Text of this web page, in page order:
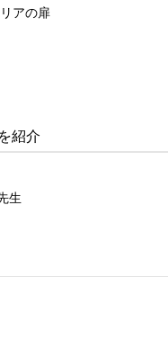
アの扉
紹介
生